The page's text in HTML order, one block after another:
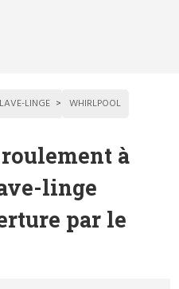
LAVE-LINGE WHIRLPOOL
à
linge
par le